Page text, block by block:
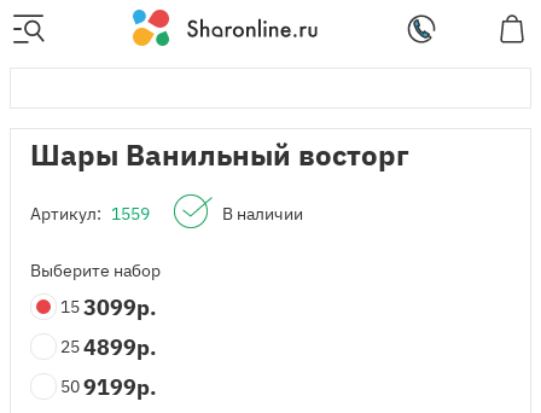
Шары Ванильный восторг
Артикул: 1559 В наличии
Выберите набор
153099р.
254899р.
509199р.